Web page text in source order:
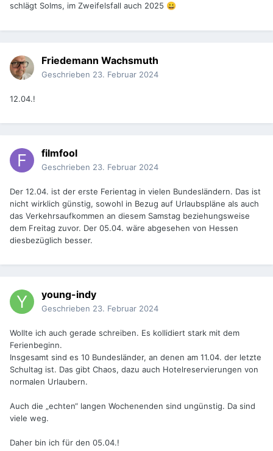
schlägt Solms, im Zweifelsfall auch 2025 😀
Friedemann Wachsmuth
Geschrieben 23. Februar 2024
12.04.!
filmfool
Geschrieben 23. Februar 2024
Der 12.04. ist der erste Ferientag in vielen Bundesländern. Das ist
nicht wirklich günstig, sowohl in Bezug auf Urlaubspläne als auch
das Verkehrsaufkommen an diesem Samstag beziehungsweise
dem Freitag zuvor. Der 05.04. wäre abgesehen von Hessen
diesbezüglich besser.
young-indy
Geschrieben 23. Februar 2024
Wollte ich auch gerade schreiben. Es kollidiert stark mit dem
Ferienbeginn.
Insgesamt sind es 10 Bundesländer, an denen am 11.04. der letzte
Schultag ist. Das gibt Chaos, dazu auch Hotelreservierungen von
normalen Urlaubern.
Auch die „echten“ langen Wochenenden sind ungünstig. Da sind
viele weg.
Daher bin ich für den 05.04.!